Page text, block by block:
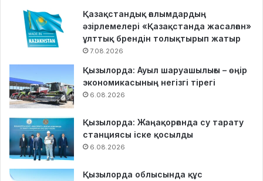
Қазақстандық ғалымдардың
әзірлемелері «Қазақстанда жасалған»
ұлттық брендін толықтырып жатыр
7.08.2026
Қызылорда: Ауыл шаруашылығы – өңір
экономикасының негізгі тірегі
6.08.2026
Қызылорда: Жаңақорғанда су тарату
станциясы іске қосылды
6.08.2026
Қызылорда облысында құс